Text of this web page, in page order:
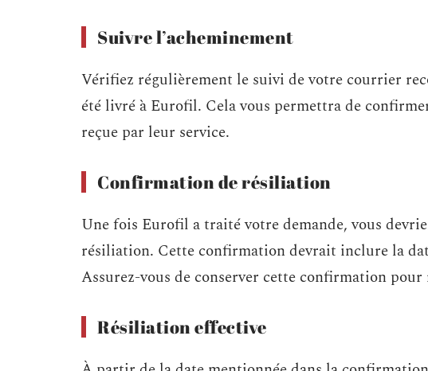
Suivre l’acheminement
Vérifiez régulièrement le suivi de votre courrier
été livré à Eurofil. Cela vous permettra de
reçue par leur service.
Confirmation de résiliation
Une fois Eurofil a traité votre demande, vous
résiliation. Cette confirmation devrait inclure la
Assurez-vous de conserver cette confirmation
Résiliation effective